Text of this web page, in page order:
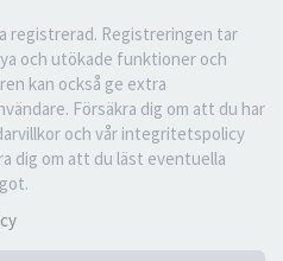
registrerad. Registreringen tar
och utökade funktioner och
kan också ge extra
Försäkra dig om att du har
och vår integritetspolicy
dig om att du läst eventuella